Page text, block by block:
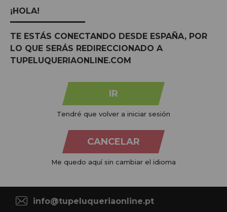
Tu Peluquería Online S.L.U.
dedicamo-nos à venda de
produtos para cabeleireiro e beleza, oferecendo uma vasta
gama ao seu alcance económico e profissional. Temos preços
+34 951 204 547
Atendimento ao cliente
info@tupeluqueriaonline.pt
¡HOLA!
TE ESTÁS CONECTANDO DESDE ESPAÑA, POR
LO QUE SERÁS REDIRECCIONADO A
TUPELUQUERIAONLINE.COM
IR
Tendré que volver a iniciar sesión
CANCELAR
Me quedo aquí sin cambiar el idioma